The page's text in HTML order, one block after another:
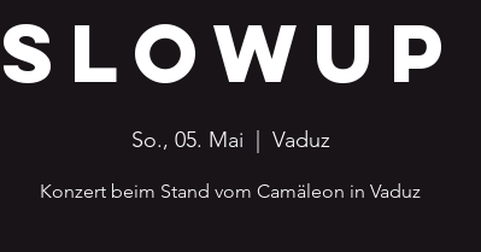
SlowUp
So., 05. Mai Vaduz
Konzert beim Stand vom Camäleon in Vaduz